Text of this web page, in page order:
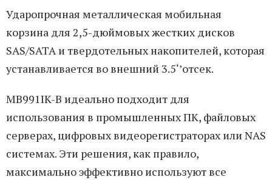
Ударопрочная металлическая мобильная
корзина для 2,5-дюймовых жестких дисков
SAS/SATA и твердотельных накопителей, которая
устанавливается во внешний 3.5‘’отсек.
MB991IK-B идеально подходит для
использования в промышленных ПК, файловых
серверах, цифровых видеорегистраторах или NAS
системах. Эти решения, как правило,
максимально эффективно используют все